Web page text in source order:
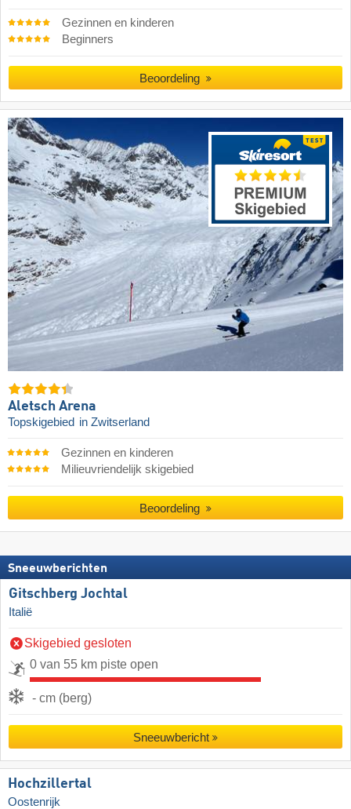
Gezinnen en kinderen
Beginners
Beoordeling
Aletsch Arena
Topskigebied in Zwitserland
Gezinnen en kinderen
Milieuvriendelijk skigebied
Beoordeling
Sneeuwberichten
Gitschberg Jochtal
Italië
Skigebied gesloten
0 van 55 km piste open
- cm (berg)
Sneeuwbericht
Hochzillertal
Oostenrijk